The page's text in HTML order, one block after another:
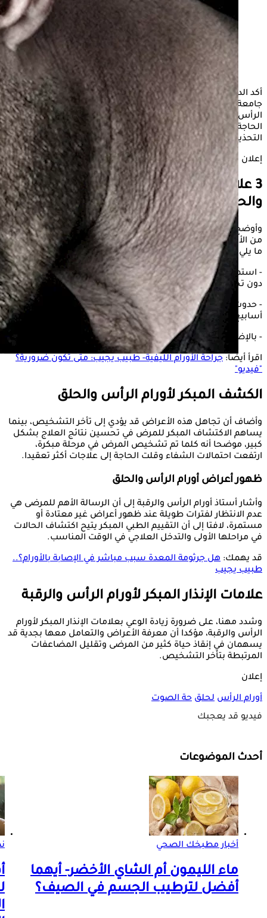
أكد الدكتور هشام مهنا، أستاذ أورام الرأسوالرقبة ونائب رئيس
جامعة برمنجهام البريطانية السابق، أن التشخيص المبكر لأورام
الرأس والرقبة يلعب دورا حاسما في رفع فرص الشفاء وتقليل
الحاجة إلى العلاجات المكثفة، مشددا على أهمية الانتباه للأعراض
التحذيرية وعدم تجاهلها.
إعلان
3 علامات تكشف الإصابة بأورام الرأس
والحلق
وأوضح مهنا في تصريحات خاصة لـ"الكونسلتو"، أن هناك مجموعة
من الأعراض تستوجب استشارة الطبيب في أسرع وقت، من بينها
ما يلي:
- استمرار ألم الفم أو الحلق لأكثر من أسبوعين إلى ثلاثة أسابيع
دون تحسن.
- حدوث تغير مستمر في الصوت وبحة تستمر لأكثر من ثلاثة
أسابيع.
- بالإضافة إلى صعوبة البلع التي تستمر للفترة نفسها.
اقرأ أيضا: جراحة الأورام الليفية- طبيب يجيب: متى تكون ضرورية؟
"فيديو"
الكشف المبكر لأورام الرأس والحلق
وأضاف أن تجاهل هذه الأعراض قد يؤدي إلى تأخر التشخيص، بينما
يساهم الاكتشاف المبكر للمرض في تحسين نتائج العلاج بشكل
كبير، موضحا أنه كلما تم تشخيص المرض في مرحلة مبكرة،
ارتفعت احتمالات الشفاء وقلت الحاجة إلى علاجات أكثر تعقيدا.
ظهور أعراض أورام الرأس والحلق
وأشار أستاذ أورام الرأس والرقبة إلى أن الرسالة الأهم للمرضى هي
عدم الانتظار لفترات طويلة عند ظهور أعراض غير معتادة أو
مستمرة، لافتا إلى أن التقييم الطبي المبكر يتيح اكتشاف الحالات
في مراحلها الأولى والتدخل العلاجي في الوقت المناسب.
قد يهمك: هل جرثومة المعدة سبب مباشر في الإصابة بالأورام؟..
طبيب يجيب
علامات الإنذار المبكر لأورام الرأس والرقبة
وشدد مهنا، على ضرورة زيادة الوعي بعلامات الإنذار المبكر لأورام
الرأس والرقبة، مؤكدا أن معرفة الأعراض والتعامل معها بجدية قد
يسهمان في إنقاذ حياة كثير من المرضى وتقليل المضاعفات
المرتبطة بتأخر التشخيص.
إعلان
أورام الرأس لحلق حة الصوت
فيديو قد يعجبك
أحدث الموضوعات
أخبار مطبخك الصحي
ماء الليمون أم الشاي الأخضر- أيهما
أفضل لترطيب الجسم في الصيف؟